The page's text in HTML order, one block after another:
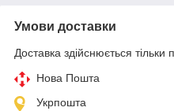
Умови доставки
Доставка здійснюється тільки
Нова Пошта
Укрпошта